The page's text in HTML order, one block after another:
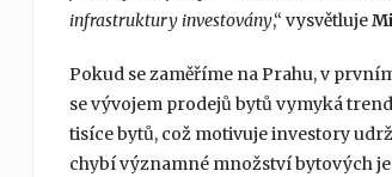
infrastruktury investovány,“ vysvětluje
Pokud se zaměříme na Prahu, v
se vývojem prodejů bytů vymyká
tisíce bytů, což motivuje investory
chybí významné množství bytových